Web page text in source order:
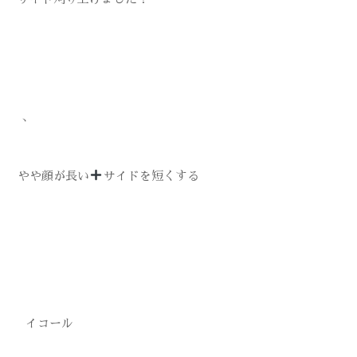
、
やや顔が長い サイドを短くする
イコール